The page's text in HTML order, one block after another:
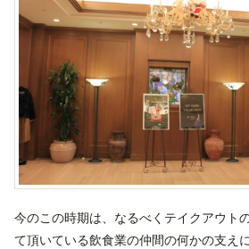
今のこの時期は、なるべくテイクアウト
て頂いている飲食業の仲間の何かの支え